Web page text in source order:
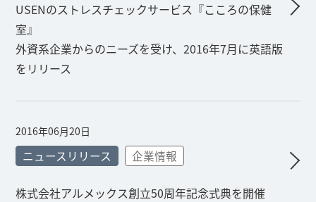
USENのストレスチェックサービス『こころの保健
室』
外資系企業からのニーズを受け、2016年7月に英語版
をリリース
2016年06月20日
ニュースリリース 企業情報
株式会社アルメックス創立50周年記念式典を開催